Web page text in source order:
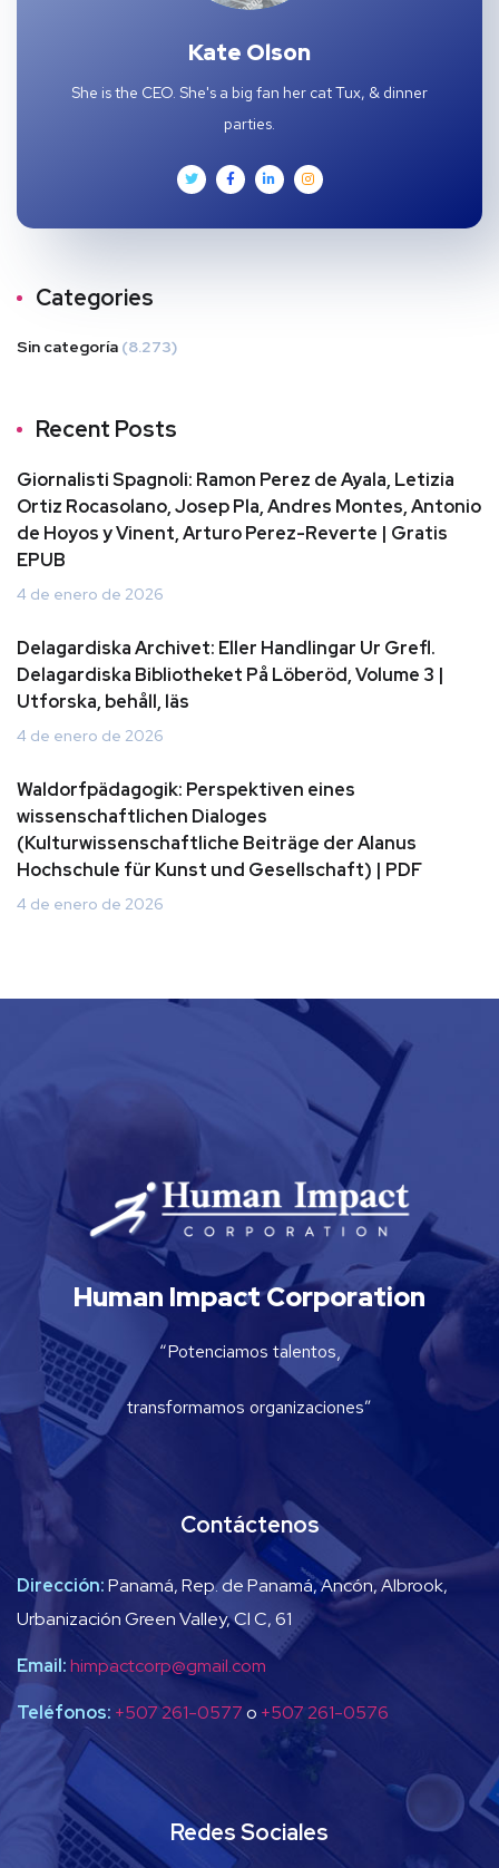
Kate Olson
She is the CEO. She's a big fan her cat Tux, & dinner
parties.
Categories
Sin categoría (8.273)
Recent Posts
Giornalisti Spagnoli: Ramon Perez de Ayala, Letizia
Ortiz Rocasolano, Josep Pla, Andres Montes, Antonio
de Hoyos y Vinent, Arturo Perez-Reverte | Gratis
EPUB
4 de enero de 2026
Delagardiska Archivet: Eller Handlingar Ur Grefl.
Delagardiska Bibliotheket På Löberöd, Volume 3 |
Utforska, behåll, läs
4 de enero de 2026
Waldorfpädagogik: Perspektiven eines
wissenschaftlichen Dialoges
(Kulturwissenschaftliche Beiträge der Alanus
Hochschule für Kunst und Gesellschaft) | PDF
4 de enero de 2026
Human Impact Corporation
“Potenciamos talentos,
transformamos organizaciones”
Contáctenos
Dirección:Panamá, Rep. de Panamá, Ancón, Albrook,
Urbanización Green Valley, Cl C, 61
Email:himpactcorp@gmail.com
Teléfonos: +507 261-0577o +507 261-0576
Redes Sociales